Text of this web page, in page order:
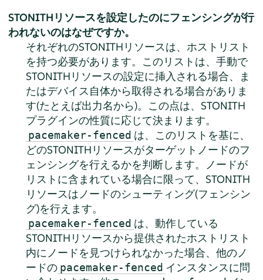
STONITHリソースを設定したのにフェンシングが行
われないのはなぜですか。
それぞれのSTONITHリソースは、ホストリスト
を持つ必要があります。このリストは、手動で
STONITHリソースの設定に挿入される場合、ま
たはデバイス自体から取得される場合がありま
す(たとえば出力名から)。この点は、STONITH
プラグインの性質に応じて決まります。
pacemaker-fenced は、このリストを基に、
どのSTONITHリソースがターゲットノードのフ
ェンシングを行えるかを判断します。ノードが
リストに含まれている場合に限って、STONITH
リソースはノードのシューティング(フェンシン
グ)を行えます。
pacemaker-fenced は、動作している
STONITHリソースから提供されたホストリスト
内にノードを見つけられなかった場合、他のノ
ードの pacemaker-fenced インスタンスに問